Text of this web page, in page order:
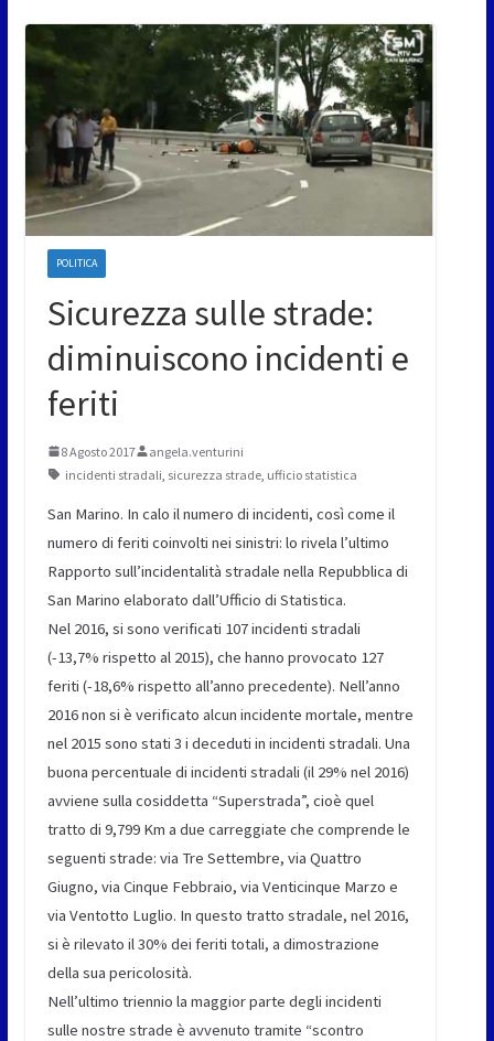
POLITICA
Sicurezza sulle strade:
diminuiscono incidenti e
feriti
8 Agosto 2017
angela.venturini
incidenti stradali sicurezza strade, ufficio statistica
San Marino. In calo il numero di incidenti, così come il
numero di feriti coinvolti nei sinistri: lo rivela l’ultimo
Rapporto sull’incidentalità stradale nella Repubblica di
San Marino elaborato dall’Ufficio di Statistica.
Nel 2016, si sono verificati 107 incidenti stradali
(-13,7% rispetto al 2015), che hanno provocato 127
feriti (-18,6% rispetto all’anno precedente). Nell’anno
2016 non si è verificato alcun incidente mortale, mentre
nel 2015 sono stati 3 i deceduti in incidenti stradali. Una
buona percentuale di incidenti stradali (il 29% nel 2016)
avviene sulla cosiddetta “Superstrada”, cioè quel
tratto di 9,799 Km a due carreggiate che comprende le
seguenti strade: via Tre Settembre, via Quattro
Giugno, via Cinque Febbraio, via Venticinque Marzo e
via Ventotto Luglio. In questo tratto stradale, nel 2016,
si è rilevato il 30% dei feriti totali, a dimostrazione
della sua pericolosità.
Nell’ultimo triennio la maggior parte degli incidenti
sulle nostre strade è avvenuto tramite “scontro